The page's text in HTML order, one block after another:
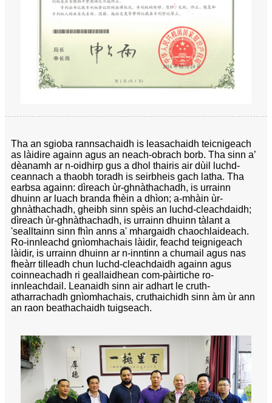
Tha an sgioba rannsachaidh is leasachaidh teicnigeach
as làidire againn agus an neach-obrach borb. Tha sinn a’
dèanamh ar n-oidhirp gus a dhol thairis air dùil luchd-
ceannach a thaobh toradh is seirbheis gach latha. Tha
earbsa againn: dìreach ùr-ghnàthachadh, is urrainn
dhuinn ar luach branda fhèin a dhìon; a-mhàin ùr-
ghnàthachadh, gheibh sinn spèis an luchd-cleachdaidh;
dìreach ùr-ghnàthachadh, is urrainn dhuinn tàlant a
'sealltainn sinn fhìn anns a' mhargaidh chaochlaideach.
Ro-innleachd gnìomhachais làidir, feachd teignigeach
làidir, is urrainn dhuinn ar n-inntinn a chumail agus nas
fheàrr tilleadh chun luchd-cleachdaidh againn agus
coinneachadh ri geallaidhean com-pàirtiche ro-
innleachdail. Leanaidh sinn air adhart le cruth-
atharrachadh gnìomhachais, cruthaichidh sinn àm ùr ann
an raon beathachaidh tuigseach.